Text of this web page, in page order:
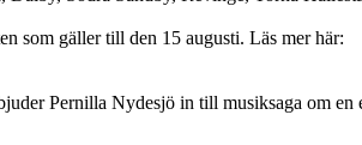
som gäller till den 15 augusti. Läs mer här:
Pernilla Nydesjö in till musiksaga om en